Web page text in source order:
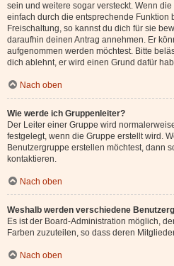
sein und weitere sogar versteckt. Wenn
einfach durch die entsprechende Funktion
Freischaltung, so kannst du dich für sie
daraufhin deinen Antrag annehmen. Er
aufgenommen werden möchtest. Bitte
dich ablehnt, er wird einen Grund dafür
Nach oben
Wie werde ich Gruppenleiter?
Der Leiter einer Gruppe wird
festgelegt, wenn die Gruppe erstellt wird.
Benutzergruppe erstellen möchtest, dann
kontaktieren.
Nach oben
Weshalb werden verschiedene
Es ist der Board-Administration möglich,
Farben zuzuteilen, so dass deren
Nach oben